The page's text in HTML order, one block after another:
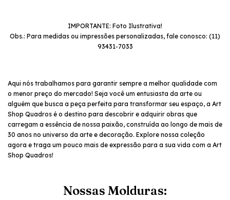
IMPORTANTE: Foto Ilustrativa!
Obs.: Para medidas ou impressões personalizadas, fale conosco: (11)
93431-7033
Aqui nós trabalhamos para garantir sempre a melhor qualidade com
o menor preço do mercado! Seja você um entusiasta da arte ou
alguém que busca a peça perfeita para transformar seu espaço, a Art
Shop Quadros é o destino para descobrir e adquirir obras que
carregam a essência de nossa paixão, construída ao longo de mais de
30 anos no universo da arte e decoração. Explore nossa coleção
agora e traga um pouco mais de expressão para a sua vida com a Art
Shop Quadros!
Nossas Molduras: